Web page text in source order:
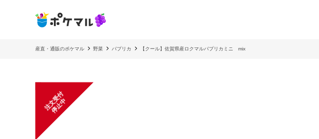
産直・通販のポケマル 野菜 パプリカ 【クール】佐賀県産ロクマルパプリカミニ mix
注
文
受
付
停
止
中